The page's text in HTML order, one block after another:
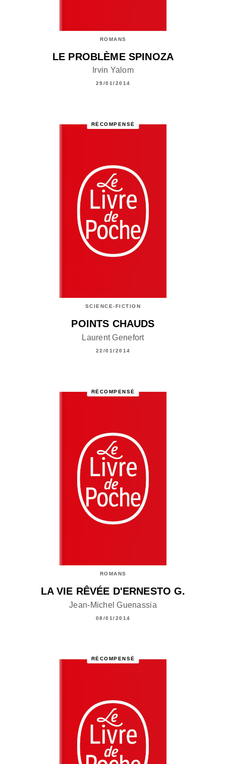
ROMANS
LE PROBLÈME SPINOZA
Irvin Yalom
29/01/2014
RÉCOMPENSÉ
SCIENCE-FICTION
POINTS CHAUDS
Laurent Genefort
22/01/2014
RÉCOMPENSÉ
ROMANS
LA VIE RÊVÉE D'ERNESTO G.
Jean-Michel Guenassia
08/01/2014
RÉCOMPENSÉ